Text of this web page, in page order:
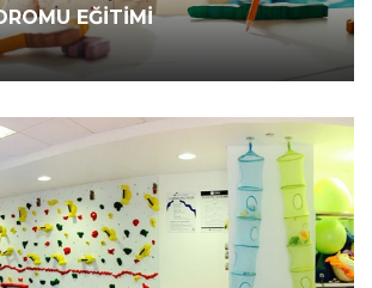
EĞİTİMİ